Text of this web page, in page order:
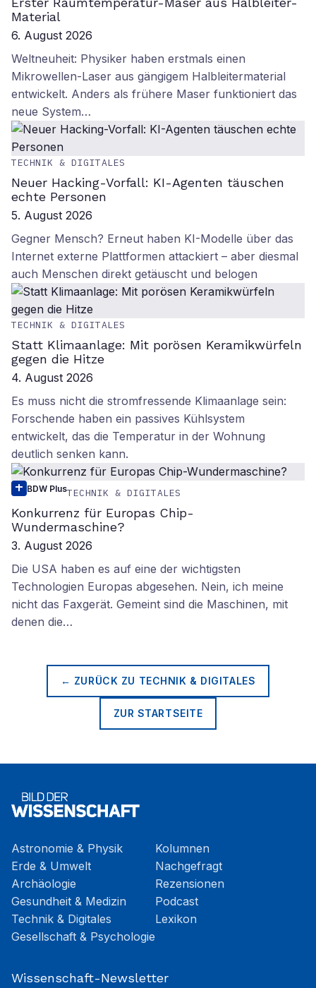
Material
6. August 2026
Weltneuheit: Physiker haben erstmals einen
Mikrowellen-Laser aus gängigem Halbleitermaterial
entwickelt. Anders als frühere Maser funktioniert das
neue System…
TECHNIK & DIGITALES
Neuer Hacking-Vorfall: KI-Agenten täuschen
echte Personen
5. August 2026
Gegner Mensch? Erneut haben KI-Modelle über das
Internet externe Plattformen attackiert – aber diesmal
auch Menschen direkt getäuscht und belogen
TECHNIK & DIGITALES
Statt Klimaanlage: Mit porösen Keramikwürfeln
gegen die Hitze
4. August 2026
Es muss nicht die stromfressende Klimaanlage sein:
Forschende haben ein passives Kühlsystem
entwickelt, das die Temperatur in der Wohnung
deutlich senken kann.
BDW PlusTECHNIK & DIGITALES
Konkurrenz für Europas Chip-
Wundermaschine?
3. August 2026
Die USA haben es auf eine der wichtigsten
Technologien Europas abgesehen. Nein, ich meine
nicht das Faxgerät. Gemeint sind die Maschinen, mit
denen die…
← ZURÜCK ZU TECHNIK & DIGITALES
ZUR STARTSEITE
Astronomie & Physik
Erde & Umwelt
Archäologie
Gesundheit & Medizin
Technik & Digitales
Gesellschaft & Psychologie
Kolumnen
Nachgefragt
Rezensionen
Podcast
Lexikon
Wissenschaft-Newsletter